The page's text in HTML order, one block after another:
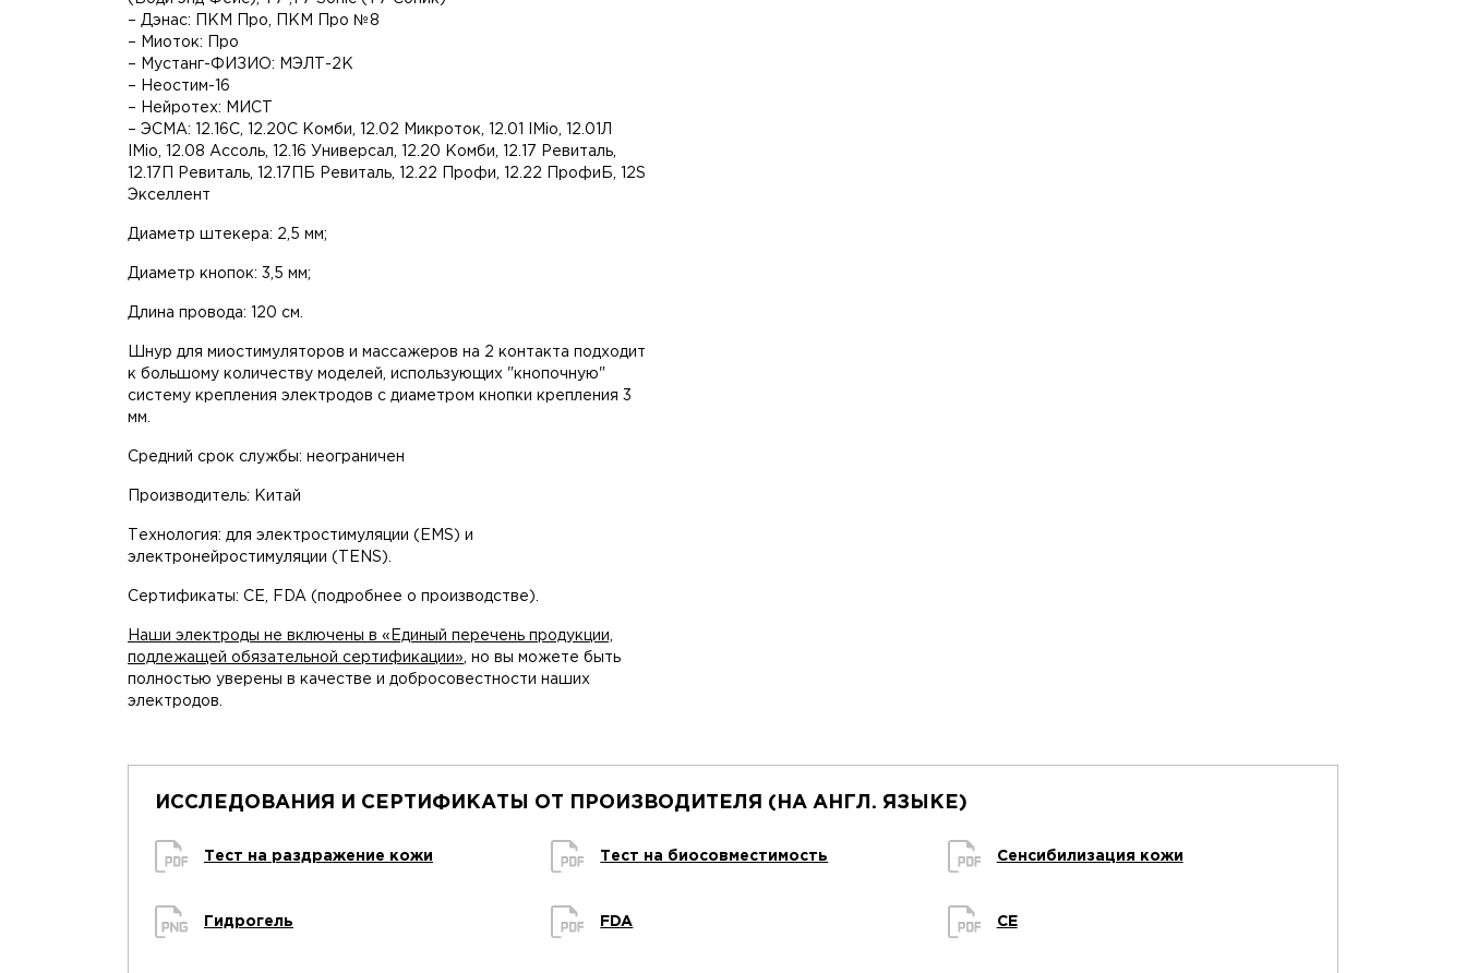
– Дэнас: ПКМ Про, ПКМ Про №8
– Миоток: Про
– Мустанг-ФИЗИО: МЭЛТ-2К
– Неостим-16
– Нейротех: МИСТ
– ЭСМА: 12.16C, 12.20С Комби, 12.02 Микроток, 12.01 IMio, 12.01Л
IMio, 12.08 Ассоль, 12.16 Универсал, 12.20 Комби, 12.17 Ревиталь,
12.17П Ревиталь, 12.17ПБ Ревиталь, 12.22 Профи, 12.22 ПрофиБ, 12S
Экселлент
Диаметр штекера: 2,5 мм;
Диаметр кнопок: 3,5 мм;
Длина провода: 120 см.
Шнур для миостимуляторов и массажеров на 2 контакта подходит
к большому количеству моделей, использующих "кнопочную"
систему крепления электродов с диаметром кнопки крепления 3
мм.
Средний срок службы: неограничен
Производитель: Китай
Технология: для электростимуляции (EMS) и
электронейростимуляции (TENS).
Сертификаты: CE, FDA (подробнее о производстве).
Наши электроды не включены в «Единый перечень продукции,
подлежащей обязательной сертификации» , но вы можете быть
полностью уверены в качестве и добросовестности наших
электродов.
ИССЛЕДОВАНИЯ И СЕРТИФИКАТЫ ОТ ПРОИЗВОДИТЕЛЯ (НА АНГЛ. ЯЗЫКЕ)
Тест на раздражение кожи Тест на биосовместимость Сенсибилизация кожи
Гидрогель FDA CE